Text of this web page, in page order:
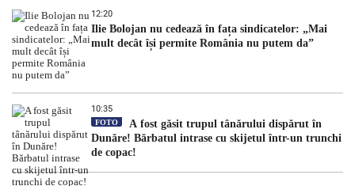
12:20
Ilie Bolojan nu cedează în fața sindicatelor: „Mai
mult decât își permite România nu putem da”
10:35
FOTO
A fost găsit trupul tânărului dispărut în
Dunăre! Bărbatul intrase cu skijetul într-un trunchi
de copac!